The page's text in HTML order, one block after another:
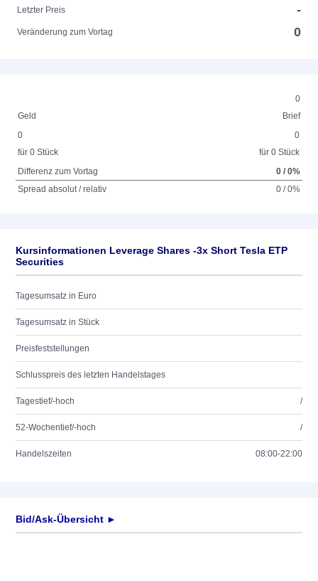
Letzter Preis
-
Veränderung zum Vortag 0
0
Geld
Brief
0
für 0 Stück
0
für 0 Stück
Differenz zum Vortag
0 / 0%
Spread absolut / relativ
0 / 0%
Kursinformationen Leverage Shares -3x Short Tesla ETP
Securities
Tagesumsatz in Euro
Tagesumsatz in Stück
Preisfeststellungen
Schlusspreis des letzten Handelstages
Tagestief/-hoch /
52-Wochentief/-hoch /
Handelszeiten 08:00-22:00
Bid/Ask-Übersicht ►